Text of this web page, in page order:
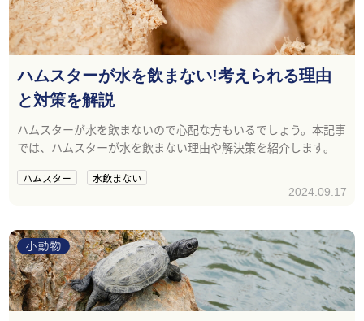
ハムスターが水を飲まない!考えられる理由
と対策を解説
ハムスターが水を飲まないので心配な方もいるでしょう。本記事
では、ハムスターが水を飲まない理由や解決策を紹介します。
ハムスター 水飲まない
2024.09.17
小動物